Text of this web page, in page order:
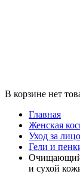
В корзине нет
Главная
Женская
Уход за
Гели и
Очищающий
и сухой